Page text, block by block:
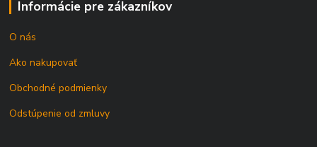
Informácie pre zákazníkov
O nás
Ako nakupovať
Obchodné podmienky
Odstúpenie od zmluvy